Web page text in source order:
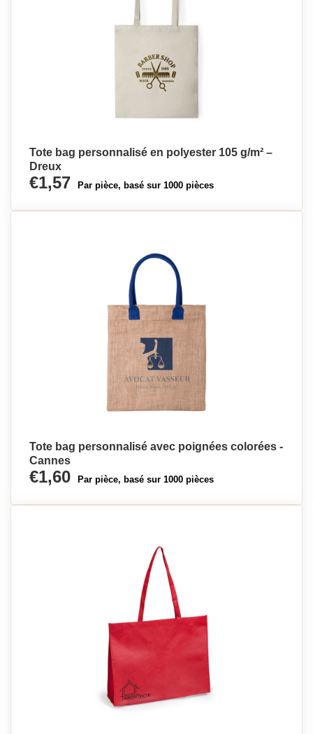
Tote bag personnalisé en polyester 105 g/m² –
Dreux
€1,57 Par pièce, basé sur 1000 pièces
Tote bag personnalisé avec poignées colorées -
Cannes
€1,60 Par pièce, basé sur 1000 pièces